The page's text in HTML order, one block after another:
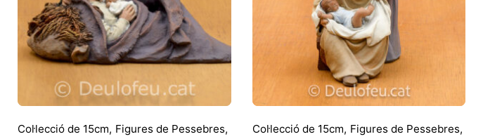
Col·lecció de 15cm, Figures de Pessebres,
Col·lecció de 15cm, Figures de Pessebres,